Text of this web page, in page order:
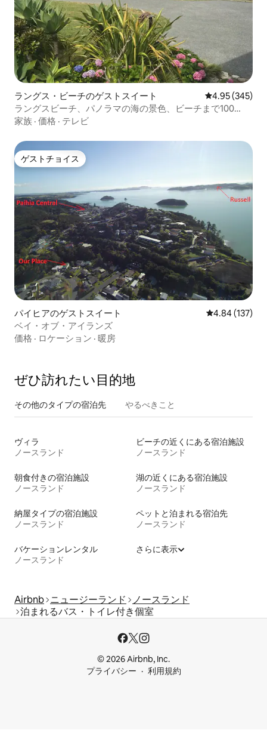
ラングス・ビーチのゲストスイート レビュー345
4.95 (345)
ラングスビーチ、パノラマの海の景色、ビーチまで100
m。
家族 · 価格 · テレビ
ゲストチョイス
ゲストチョイス
パイヒアのゲストスイート レビュー137
4.84 (137)
ベイ・オブ・アイランズ
価格 · ロケーション · 暖房
ぜひ訪⁠れ⁠た⁠い目⁠的⁠地
その他のタ⁠イ⁠プ⁠の宿⁠泊⁠先 やるべきこと
ヴィラ
ノースランド
ビーチの近くにある宿泊施設
ノースランド
朝食付きの宿泊施設
ノースランド
湖の近くにある宿泊施設
ノースランド
納屋タイプの宿泊施設
ノースランド
ペットと泊まれる宿泊先
ノースランド
バケーションレンタル
ノースランド
さらに表示
Airbnb ニュージーランド
ノースランド
泊まれるバス・トイレ付き個室
© 2026 Airbnb, Inc.
プライバシー
利用規約